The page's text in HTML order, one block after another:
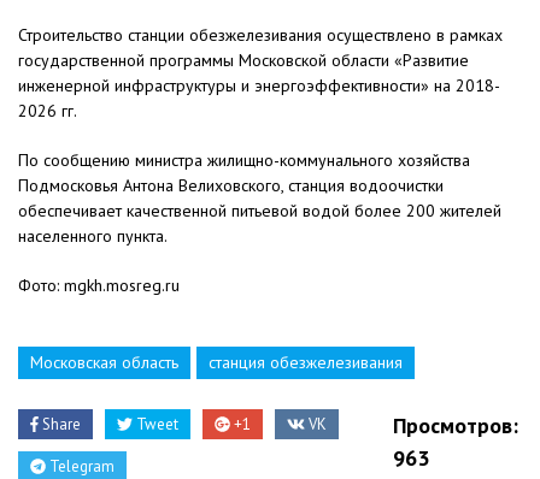
Строительство станции обезжелезивания осуществлено в рамках
государственной программы Московской области «Развитие
инженерной инфраструктуры и энергоэффективности» на 2018-
2026 гг.
По сообщению министра жилищно-коммунального хозяйства
Подмосковья Антона Велиховского, станция водоочистки
обеспечивает качественной питьевой водой более 200 жителей
населенного пункта.
Фото: mgkh.mosreg.ru
Московская область станция обезжелезивания
Share Tweet +1 VK
Telegram
Просмотров:
963